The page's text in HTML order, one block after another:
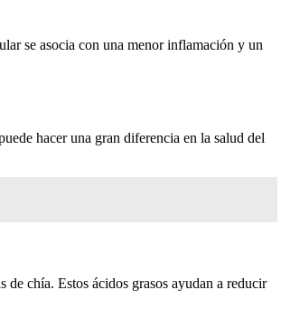
se asocia con una menor inflamación y un
hacer una gran diferencia en la salud del
de chía. Estos ácidos grasos ayudan a reducir